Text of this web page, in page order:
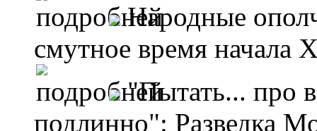
Народные
смутное время начала
"Пытать... про
подлинно": Разведка